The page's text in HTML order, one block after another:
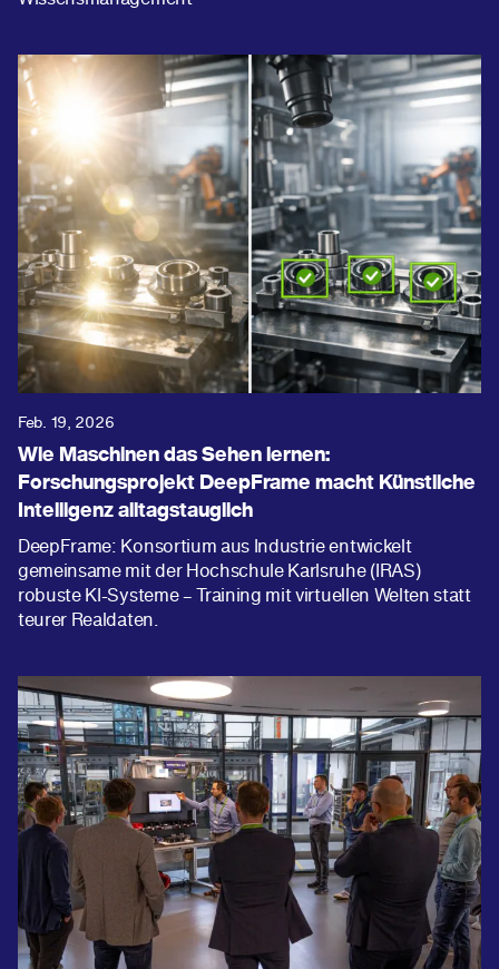
Feb. 19, 2026
Wie Maschinen das Sehen lernen:
Forschungsprojekt DeepFrame macht Künstliche
Intelligenz alltagstauglich
DeepFrame: Konsortium aus Industrie entwickelt
gemeinsame mit der Hochschule Karlsruhe (IRAS)
robuste KI-Systeme – Training mit virtuellen Welten statt
teurer Realdaten.